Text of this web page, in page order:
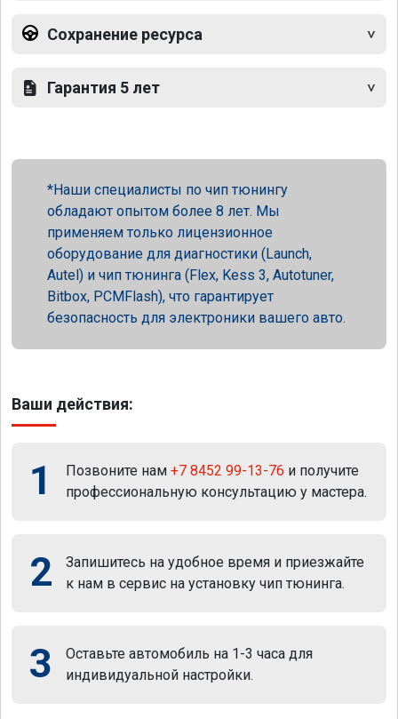
Сохранение ресурса
Гарантия 5 лет
Наши специалисты по чип тюнингу
обладают опытом более 8 лет. Мы
применяем только лицензионное
оборудование для диагностики (Launch,
Autel) и чип тюнинга (Flex, Kess 3, Autotuner,
Bitbox, PCMFlash), что гарантирует
безопасность для электроники вашего авто.
Ваши действия:
1 Позвоните нам +7 8452 99-13-76 и получите
профессиональную консультацию у мастера.
2
Запишитесь на удобное время и приезжайте
к нам в сервис на установку чип тюнинга.
3
Оставьте автомобиль на 1-3 часа для
индивидуальной настройки.